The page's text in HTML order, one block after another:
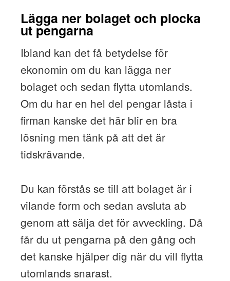
Lägga ner bolaget och plocka
ut pengarna
Ibland kan det få betydelse för
ekonomin om du kan lägga ner
bolaget och sedan flytta utomlands.
Om du har en hel del pengar låsta i
firman kanske det här blir en bra
lösning men tänk på att det är
tidskrävande.
Du kan förstås se till att bolaget är i
vilande form och sedan avsluta ab
genom att sälja det för avveckling. Då
får du ut pengarna på den gång och
det kanske hjälper dig när du vill flytta
utomlands snarast.